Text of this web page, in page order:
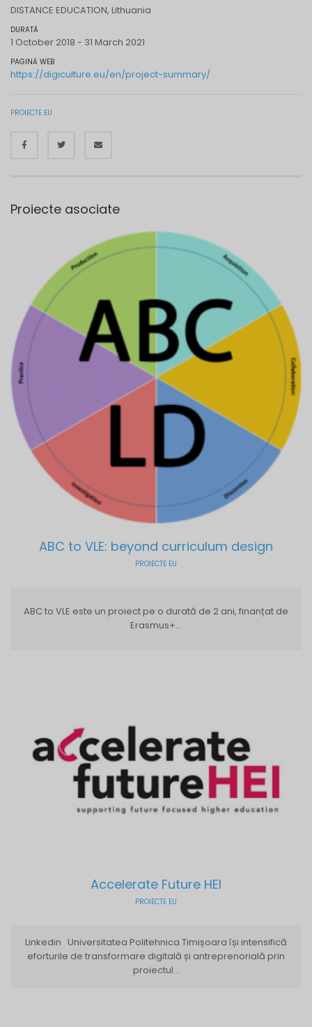
DISTANCE EDUCATION, Lithuania
DURATĂ
1 October 2018 - 31 March 2021
PAGINĂ WEB
https://digiculture.eu/en/project-summary/
PROIECTE EU
Proiecte asociate
ABC to VLE: beyond curriculum design
PROIECTE EU
ABC to VLE este un proiect pe o durată de 2 ani, finanțat de
Erasmus+...
Accelerate Future HEI
PROIECTE EU
Linkedin Universitatea Politehnica Timișoara își intensifică
eforturile de transformare digitală și antreprenorială prin
proiectul...